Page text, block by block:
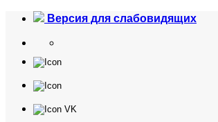
Skip
content
Версия для слабовидящих